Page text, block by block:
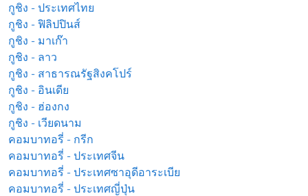
กูชิง - ประเทศไทย
กูชิง - ฟิลิปปินส์
กูชิง - มาเก๊า
กูชิง - ลาว
กูชิง - สาธารณรัฐสิงคโปร์
กูชิง - อินเดีย
กูชิง - ฮ่องกง
กูชิง - เวียดนาม
คอมบาทอรี่ - กรีก
คอมบาทอรี่ - ประเทศจีน
คอมบาทอรี่ - ประเทศซาอุดีอาระเบีย
คอมบาทอรี่ - ประเทศญี่ปุ่น